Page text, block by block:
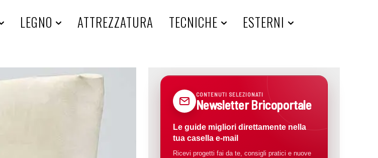
LEGNO ATTREZZATURA TECNICHE ESTERNI
CONTENUTI SELEZIONATI
Newsletter Bricoportale
Le guide migliori direttamente nella
tua casella e-mail
Ricevi progetti fai da te, consigli pratici e nuove